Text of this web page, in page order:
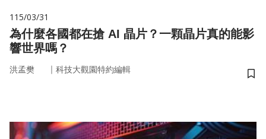
115/03/31
為什麼各國都在搶 AI 晶片？一顆晶片真的能影
響世界嗎？
洪孟樊 ｜ 科技大觀園特約編輯
儲